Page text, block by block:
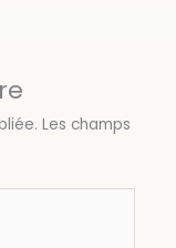
Les champs